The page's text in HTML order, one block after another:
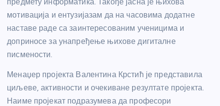
мотивација и ентузијазам да на часовима додатне
наставе раде са заинтересованим ученицима и
доприносе за унапређење њихове дигиталне
писмености.
Менаџер пројекта Валентина Крстић је представила
циљеве, активности и очекиване резултате пројекта.
Наиме пројекат подразумева да професори